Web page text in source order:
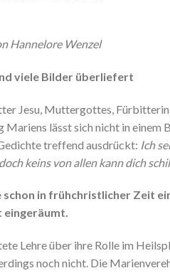
Hannelore Wenzel
viele Bilder überliefert
Jesu, Muttergottes,
Mariens lässt sich nicht in
treffend ausdrückt: Ich
keins von allen kann dich
in frühchristlicher Zeit
eingeräumt.
Lehre über ihre Rolle im
noch nicht. Die